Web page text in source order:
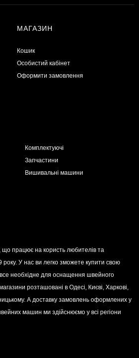
МАГАЗИН
Кошик
Особистий кабінет
Оформити замовлення
Комплектуючі
Запчастини
Вишивальні машини
працює на користь любителів та
У нас ви легко зможете купити свою
необхідне для оснащення швейного
розташовані в Одесі, Києві, Харкові,
А доставку замовлень оформлених у
машин ми здійснюємо у всі регіони